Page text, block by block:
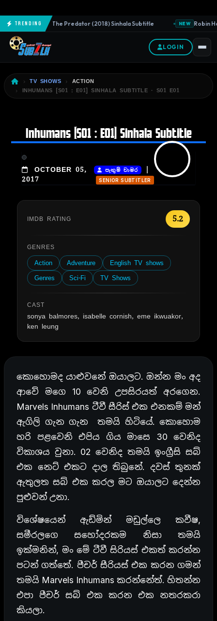
Trending
NEW The Predator (2018) Sinhala Subtitle NEW Robin
LOGIN
TV SHOWS
ACTION
INHUMANS [S01 : E01] SINHALA SUBTITLE · S01 E01
Inhumans [S01 : E01] Sinhala Subtitle
OCTOBER 05,
2017
පැතුම් චාමර |
SENIOR SUBTITLER
IMDB RATING 5.2
GENRES
Action Adventure
English TV shows
Genres
Sci-Fi TV Shows
CAST
sonya balmores, isabelle cornish, eme ikwuakor,
ken leung
කොහොමද යාළුවනේ ඔයාලට. ඔන්න මං අද
ආවේ මගෙ 10 වෙනි උපසිරයත් අරගෙන.
Marvels Inhumans ටීවී සීරිස් එක එනකම් මන්
ඇගිලි ගැන ගැන තමයි හිටියේ. කොහොම
හරි පළවෙනි එපිය ගිය මාසෙ 30 වෙනිද
විකාශය වුනා. 02 වෙනිද තමයි ඉංග්‍රීසි සබ්
එක නෙට් එකට දාල තිබුනේ. දවස් තුනක්
ඇතුලත සබ් එක කරල මට ඔයාලට දෙන්න
පුළුවන් උනා.
විශේෂයෙන් ඇඩ්මින් මඩුල්ලෙ කවීෂ,
සමීරලගෙ සහෝදරකම නිසා තමයි
ඉක්මනින්, මං මේ ටීවී සිරියස් එකත් කරන්න
පටන් ගත්තේ. පීචර් සීරියස් එක කරන ගමන්
තමයි Marvels Inhumans කරන්නේත්. හිතන්න
එපා පීචර් සබ් එක කරන එක නතරකරා
කියලා.